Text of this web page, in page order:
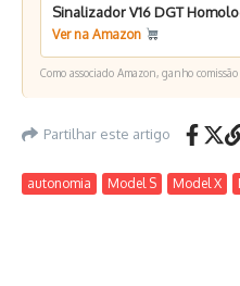
Sinalizador V16 DGT
Ver na Amazon
Como associado Amazon, ganho
Partilhar este artigo
autonomia Model S Model X